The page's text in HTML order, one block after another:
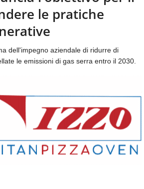
le pratiche
dell'impegno aziendale di ridurre di
le emissioni di gas serra entro il 2030.